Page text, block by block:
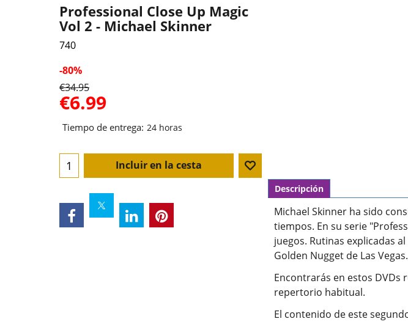
Professional Close Up Magic
Vol 2 - Michael Skinner
740
-80%
€34.95
€6.99
Tiempo de entrega: 24 horas
Incluir en la cesta
Descripción
Michael Skinner ha sido
tiempos. En su serie
juegos. Rutinas explicadas
Golden Nugget de Las Vegas.
Encontrarás en estos
repertorio habitual.
El contenido de este